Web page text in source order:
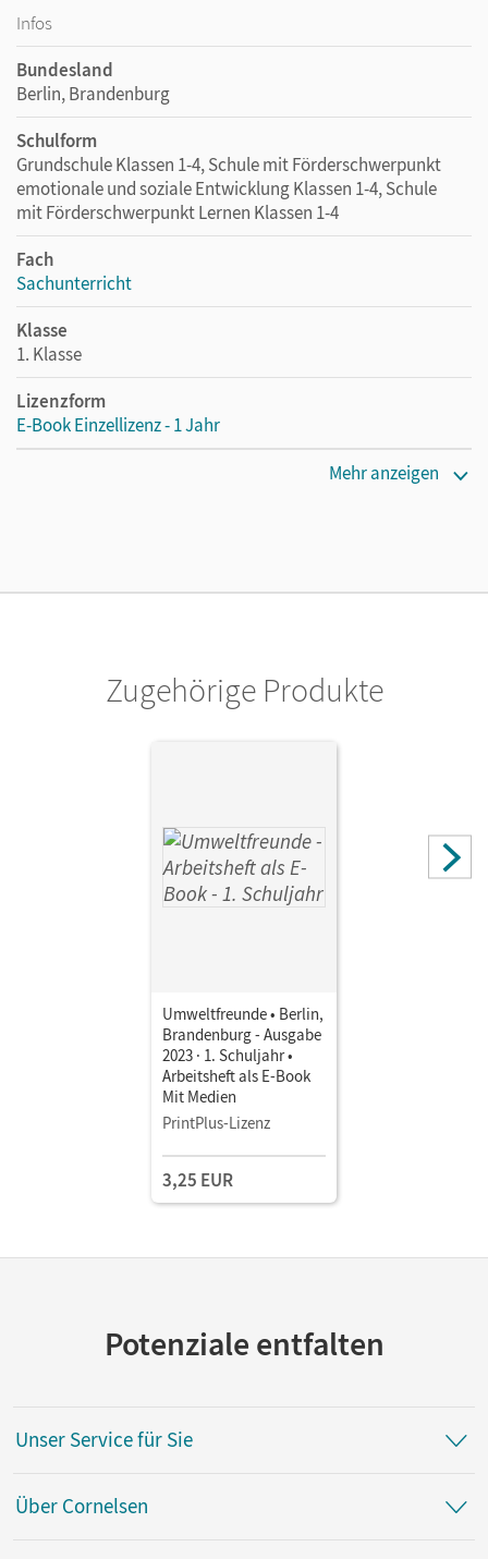
Infos
Bundesland
Berlin, Brandenburg
Schulform
Grundschule Klassen 1-4, Schule mit Förderschwerpunkt
emotionale und soziale Entwicklung Klassen 1-4, Schule
mit Förderschwerpunkt Lernen Klassen 1-4
Fach
Sachunterricht
Klasse
1. Klasse
Lizenzform
E-Book Einzellizenz - 1 Jahr
Privatpersonen, die nur mit dem E-Book arbeiten.
Mehr anzeigen
Zugehörige Produkte
Umweltfreunde • Berlin,
Brandenburg - Ausgabe
2023 · 1. Schuljahr •
Arbeitsheft als E-Book
Mit Medien
PrintPlus-Lizenz
3,25 EUR
Potenziale entfalten
Unser Service für Sie
Über Cornelsen